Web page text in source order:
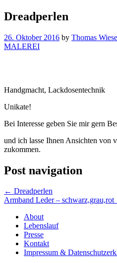
Dreadperlen
26. Oktober 2016 by Thomas
MALEREI
Handgmacht, Lackdosentechnik
Unikate!
Bei Interesse geben Sie mir gern
und ich lasse Ihnen Ansichten von
zukommen.
Post navigation
← Dreadperlen
Armband Leder – schwarz,grau,rot
About
Lebenslauf
Presse
Kontakt
Impressum &